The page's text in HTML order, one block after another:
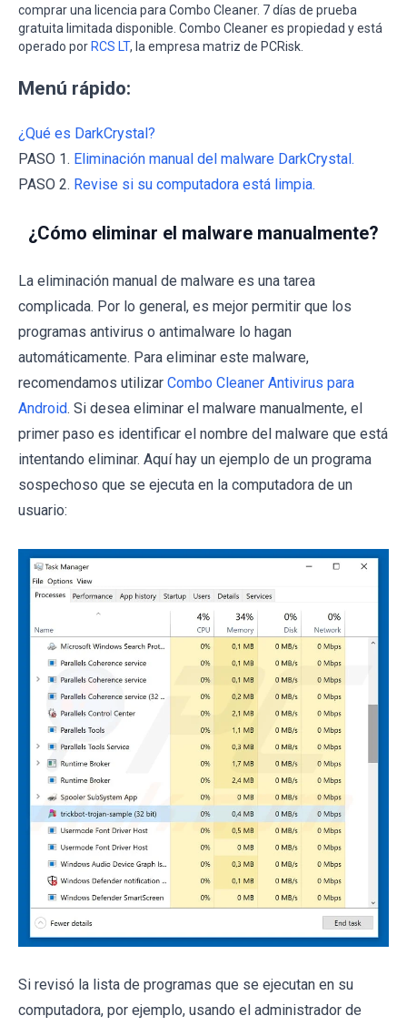
comprar una licencia para Combo Cleaner. 7 días de prueba
gratuita limitada disponible. Combo Cleaner es propiedad y está
operado por RCS LT, la empresa matriz de PCRisk.
Menú rápido:
¿Qué es DarkCrystal?
PASO 1. Eliminación manual del malware DarkCrystal.
PASO 2. Revise si su computadora está limpia.
¿Cómo eliminar el malware manualmente?
La eliminación manual de malware es una tarea
complicada. Por lo general, es mejor permitir que los
programas antivirus o antimalware lo hagan
automáticamente. Para eliminar este malware,
recomendamos utilizar Combo Cleaner Antivirus para
Android. Si desea eliminar el malware manualmente, el
primer paso es identificar el nombre del malware que está
intentando eliminar. Aquí hay un ejemplo de un programa
sospechoso que se ejecuta en la computadora de un
usuario:
Si revisó la lista de programas que se ejecutan en su
computadora, por ejemplo, usando el administrador de